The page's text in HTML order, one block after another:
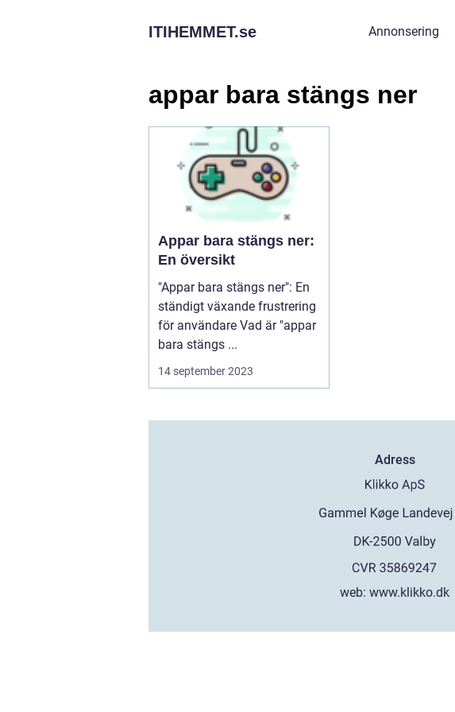
ITIHEMMET.se Annonsering
appar bara stängs ner
Appar bara stängs ner:
En översikt
"Appar bara stängs ner": En
ständigt växande frustrering
för användare Vad är "appar
bara stängs ...
14 september 2023
Adress
web:www.klikko.dk